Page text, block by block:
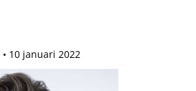
10 januari 2022